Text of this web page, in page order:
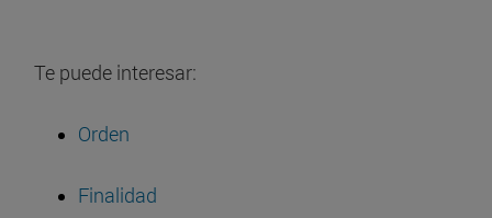
Te puede interesar:
Orden
Finalidad